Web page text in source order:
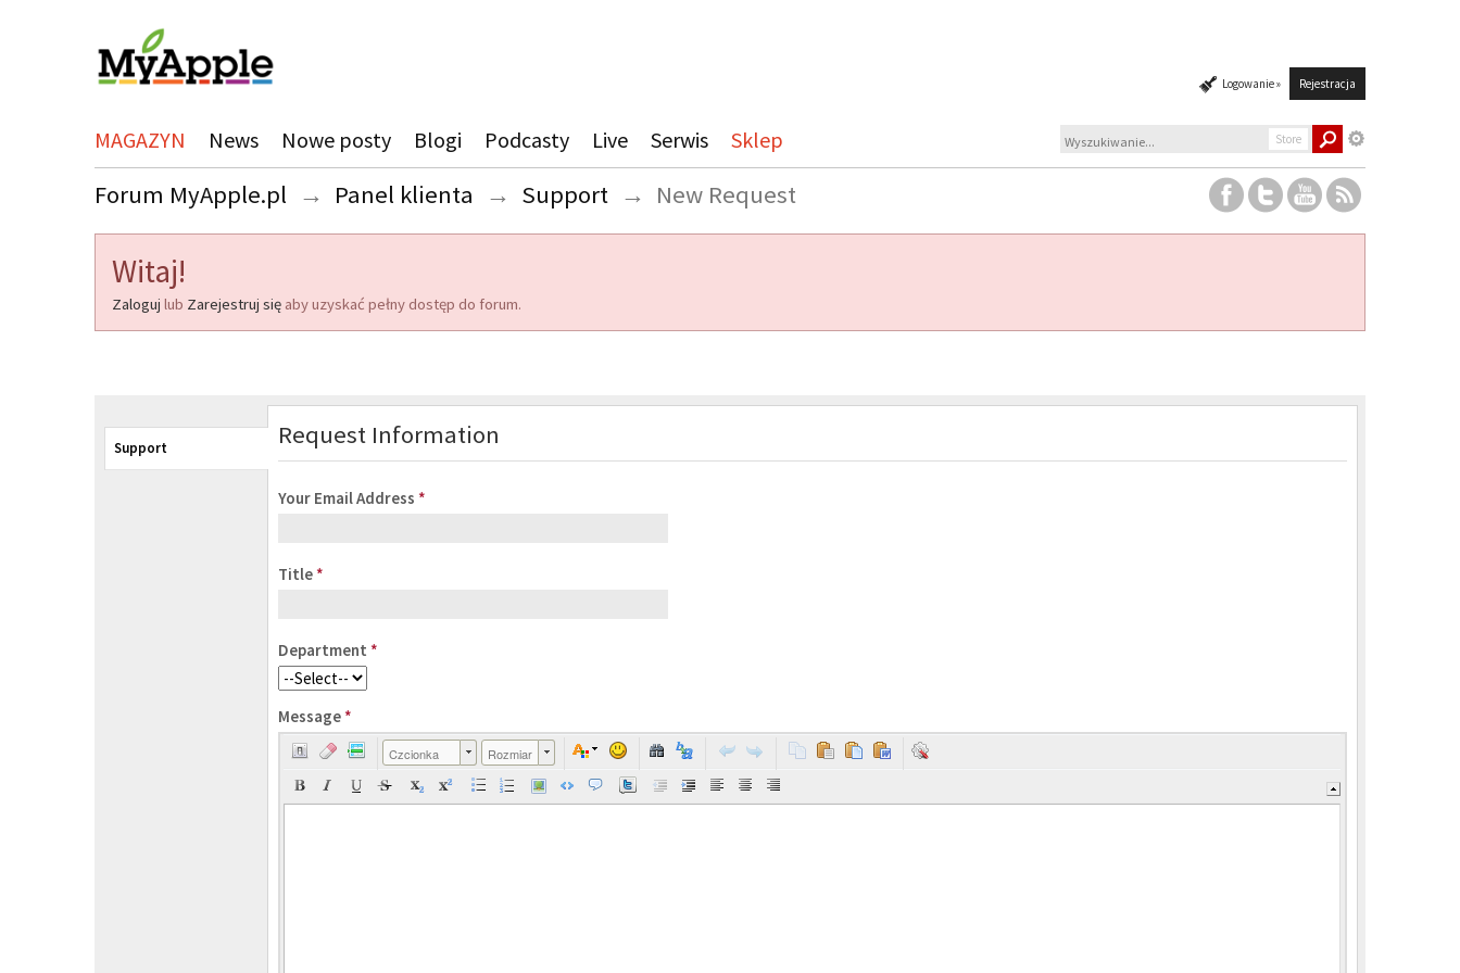
Logowanie » Rejestracja
MAGAZYN News Nowe posty Blogi Podcasty Live Serwis Sklep Store
Forum MyApple.pl → Panel klienta → Support → New Request
Witaj!
Zaloguj lub Zarejestruj się aby uzyskać pełny dostęp do forum.
Support Request Information
Your Email Address *
Title *
Department *
Message *
Czcionka Rozmiar